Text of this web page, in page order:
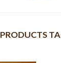
PRODUCTS